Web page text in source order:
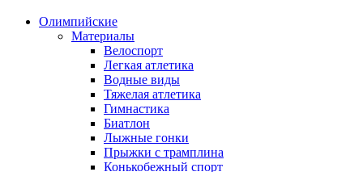
Олимпийские
Материалы
Велоспорт
Легкая атлетика
Водные виды
Тяжелая атлетика
Гимнастика
Биатлон
Лыжные гонки
Прыжки с трамплина
Конькобежный спорт